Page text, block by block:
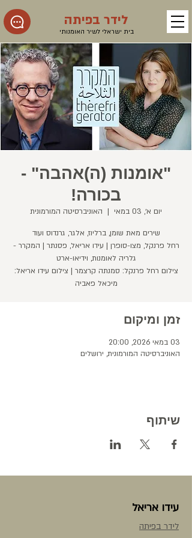
לידר בפיתה
בית ישראלי לשיר האומנותי
"אומנות (ה)אהבה" -
בכורה!
יום א׳, 03 במאי
  |
האוניברסיטה המורמונית
רחל פרנקל, מצו-סופרן | עידו אריאל, פסנתר | המקרר -
צילום רחל פרנקל: סמנתה קרצמר | צילום עידו אריאל:
מיכאל פאביה
זמן ומיקום
03 במאי 2026, 20:00
האוניברסיטה המורמונית, ירושלים
שיתוף
עידו אריאל
לידר בפיתה